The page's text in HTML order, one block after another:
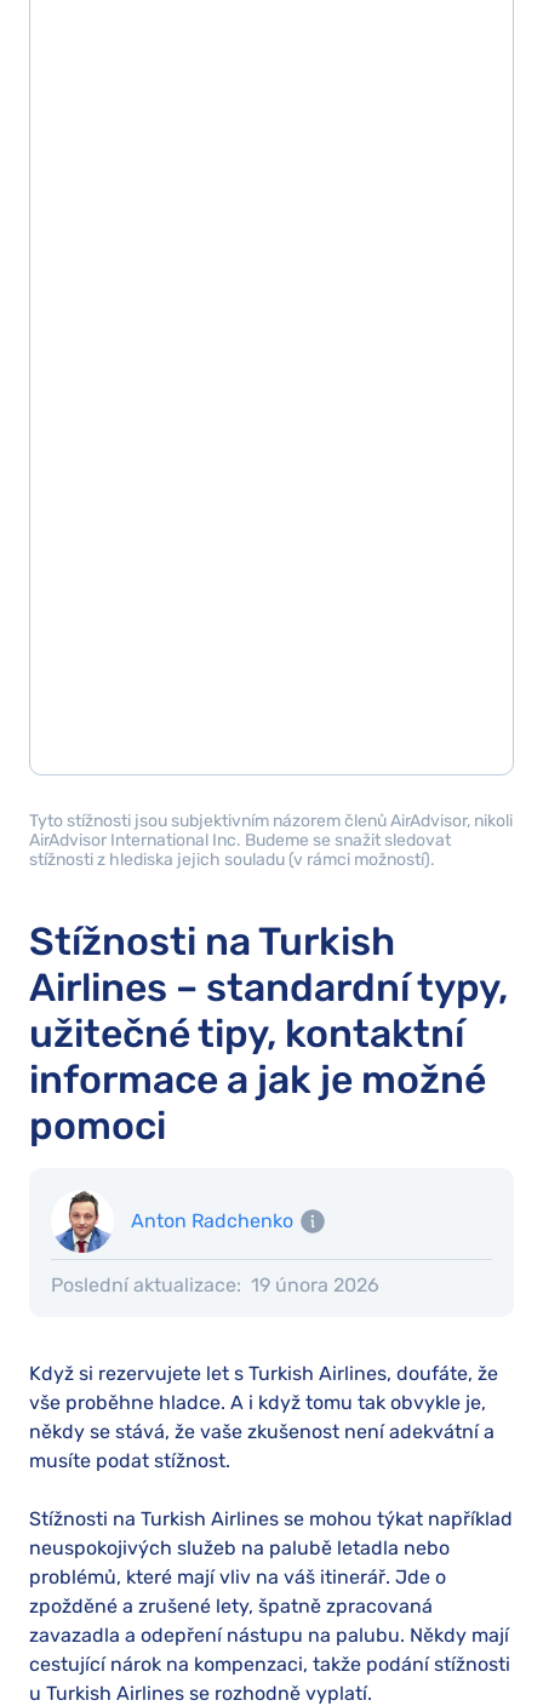
Tyto stížnosti jsou subjektivním názorem členů AirAdvisor, nikoli
AirAdvisor International Inc. Budeme se snažit sledovat
stížnosti z hlediska jejich souladu (v rámci možností).
Stížnosti na Turkish
Airlines – standardní typy,
užitečné tipy, kontaktní
informace a jak je možné
pomoci
Anton Radchenko
Poslední aktualizace: 19 února 2026
Když si rezervujete let s Turkish Airlines, doufáte, že
vše proběhne hladce. A i když tomu tak obvykle je,
někdy se stává, že vaše zkušenost není adekvátní a
musíte podat stížnost.
Stížnosti na Turkish Airlines se mohou týkat například
neuspokojivých služeb na palubě letadla nebo
problémů, které mají vliv na váš itinerář. Jde o
zpožděné a zrušené lety, špatně zpracovaná
zavazadla a odepření nástupu na palubu. Někdy mají
cestující nárok na kompenzaci, takže podání stížnosti
u Turkish Airlines se rozhodně vyplatí.